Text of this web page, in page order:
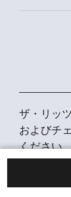
ザ・リッ
およびチ
ください